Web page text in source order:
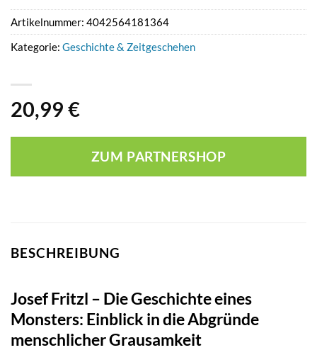
20,99 €
ZUM PARTNERSHOP
Artikelnummer: 4042564181364
Kategorie: Geschichte & Zeitgeschehen
BESCHREIBUNG
Josef Fritzl – Die Geschichte eines
Monsters: Einblick in die Abgründe
menschlicher Grausamkeit